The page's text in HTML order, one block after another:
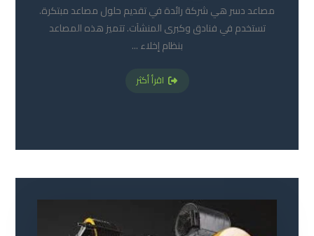
مصاعد دسر هي شركة رائدة في تقديم حلول مصاعد مبتكرة.
تستخدم في فنادق وكبرى المنشآت. تتميز هذه المصاعد
بنظام إخلاء ...
اقرأ أكثر